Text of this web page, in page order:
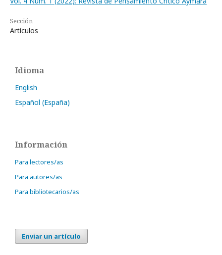
Sección
Artículos
Idioma
English
Español (España)
Información
Para lectores/as
Para autores/as
Para bibliotecarios/as
Enviar un artículo